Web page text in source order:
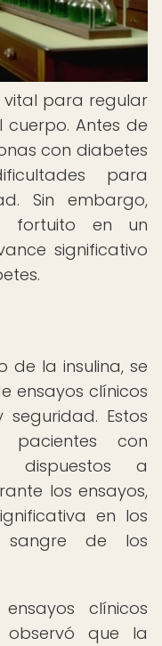
vital para regular
cuerpo. Antes de
con diabetes
para
Sin embargo,
fortuito en un
significativo
de la insulina, se
ensayos clínicos
Estos
pacientes con
dispuestos a
los ensayos,
en los
sangre de los
clínicos
observó que la